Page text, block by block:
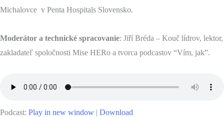
Michalovce v Penta Hospitals Slovensko.
Moderátor a technické spracovanie: Jiří Bréda – Kouč lídrov, lektor,
zakladateľ spoločnosti Mise HERo a tvorca podcastov “Vím, jak”.
Podcast: Play in new window | Download